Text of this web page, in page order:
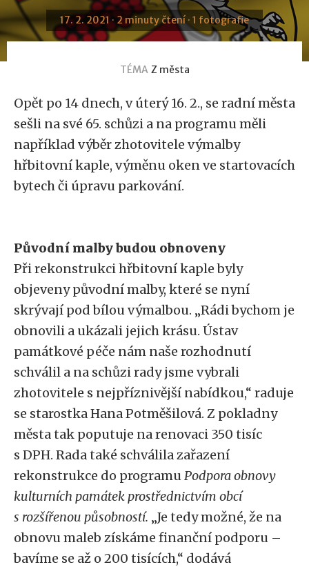
17. 2. 2021 · 2 minuty čtení · 1 fotografie
TÉMA Z města
Opět po 14 dnech, v úterý 16. 2., se radní města
sešli na své 65. schůzi a na programu měli
například výběr zhotovitele výmalby
hřbitovní kaple, výměnu oken ve startovacích
bytech či úpravu parkování.
Původní malby budou obnoveny
Při rekonstrukci hřbitovní kaple byly
objeveny původní malby, které se nyní
skrývají pod bílou výmalbou. „Rádi bychom je
obnovili a ukázali jejich krásu. Ústav
památkové péče nám naše rozhodnutí
schválil a na schůzi rady jsme vybrali
zhotovitele s nejpříznivější nabídkou,“ raduje
se starostka Hana Potměšilová. Z pokladny
města tak poputuje na renovaci 350 tisíc
s DPH. Rada také schválila zařazení
rekonstrukce do programuPodpora obnovy
kulturních památek prostřednictvím obcí
s rozšířenou působností. „Je tedy možné, že na
obnovu maleb získáme finanční podporu –
bavíme se až o 200 tisících,“ dodává